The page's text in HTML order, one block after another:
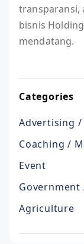
transparansi,
bisnis
mendatang.
Categories
Advertising
Coaching /
Event
Agriculture